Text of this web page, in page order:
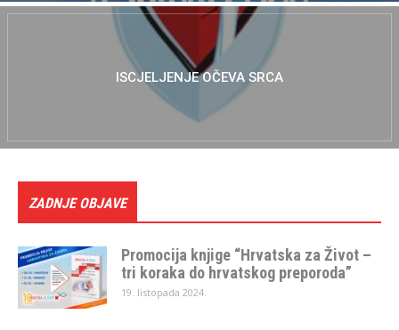
ISCJELJENJE OČEVA SRCA
ZADNJE OBJAVE
Promocija knjige “Hrvatska za Život –
tri koraka do hrvatskog preporoda”
19. listopada 2024.